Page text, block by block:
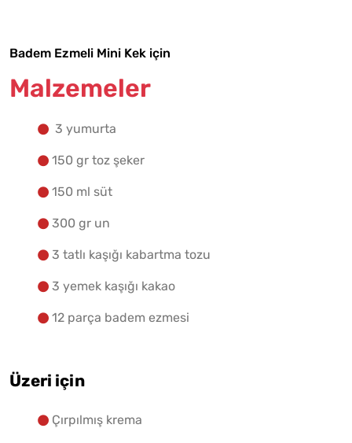
Badem Ezmeli Mini Kek için
Malzemeler
3 yumurta
150 gr toz şeker
150 ml süt
300 gr un
3 tatlı kaşığı kabartma tozu
3 yemek kaşığı kakao
12 parça badem ezmesi
Üzeri için
Çırpılmış krema